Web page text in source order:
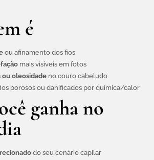
é
ou afinamento dos fios
mais visíveis em fotos
ou oleosidade no couro cabeludo
porosos ou danificados por química/calor
ganha no
do seu cenário capilar